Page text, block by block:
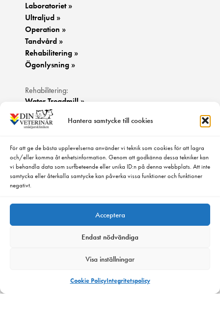
Hantera samtycke till cookies
För att ge de bästa upplevelserna använder vi teknik som cookies för att lagra
och/eller komma åt enhetsinformation. Genom att godkänna dessa tekniker kan
vi behandla data som surfbeteende eller unika ID:n på denna webbplats. Att inte
samtycka eller återkalla samtycke kan påverka vissa funktioner och funktioner
negativt.
Acceptera
Endast nödvändiga
Visa inställningar
Cookie PolicyIntegritetspolicy
Laboratoriet »
Ultraljud »
Operation »
Tandvård »
Rehabilitering »
Ögonlysning »
Rehabilitering:
Water Treadmill »
Laser »
Akupunktur »
Elektroterapi »
Manuella metoder »
Kompletterande träning »
Rätt kost »
Få nyhetsbrev